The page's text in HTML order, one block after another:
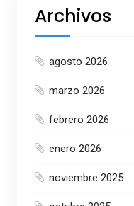
Archivos
agosto 2026
marzo 2026
febrero 2026
enero 2026
noviembre 2025